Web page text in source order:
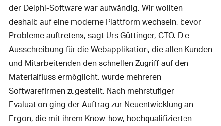
der Delphi-Software war aufwändig. Wir wollten
deshalb auf eine moderne Plattform wechseln, bevor
Probleme auftreten», sagt Urs Güttinger, CTO. Die
Ausschreibung für die Webapplikation, die allen Kunden
und Mitarbeitenden den schnellen Zugriff auf den
Materialfluss ermöglicht, wurde mehreren
Softwarefirmen zugestellt. Nach mehrstufiger
Evaluation ging der Auftrag zur Neuentwicklung an
Ergon, die mit ihrem Know-how, hochqualifizierten